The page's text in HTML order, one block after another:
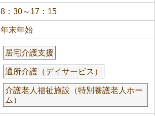
8：30～17：15
年末年始
居宅介護支援
通所介護（デイサービス）
介護老人福祉施設（特別養護老人ホー
ム）